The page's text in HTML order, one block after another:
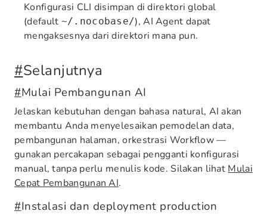
Konfigurasi CLI disimpan di direktori global
(default ~/.nocobase/), AI Agent dapat
mengaksesnya dari direktori mana pun.
#Selanjutnya
#Mulai Pembangunan AI
Jelaskan kebutuhan dengan bahasa natural, AI akan
membantu Anda menyelesaikan pemodelan data,
pembangunan halaman, orkestrasi Workflow —
gunakan percakapan sebagai pengganti konfigurasi
manual, tanpa perlu menulis kode. Silakan lihat Mulai
Cepat Pembangunan AI.
#Instalasi dan deployment production